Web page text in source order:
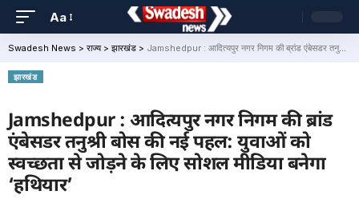
Aa
Swadesh News > राज्य> झारखंड > Jamshedpur : आदित्यपुर नगर निगम की ब्रांड एंबेसडर तनुश्री बोस की नई पहल: युवाओं को स्वच्छता से जोड़ने के लिए सोशल मीडिया बनेगा ‘हथियार’
झारखंड
Jamshedpur : आदित्यपुर नगर निगम की ब्रांड
एंबेसडर तनुश्री बोस की नई पहल: युवाओं को
स्वच्छता से जोड़ने के लिए सोशल मीडिया बनेगा
‘हथियार’